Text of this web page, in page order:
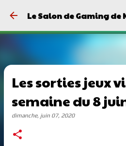
Passer au contenu
Le Salon de Gaming de
Les sorties jeux
semaine du 8
dimanche, juin 07, 2020